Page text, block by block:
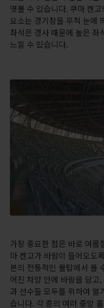
엿볼 수 있습니다. 쿠마 켄
요소는 경기장을 무척 눈에
좌석은 경사 때문에 높은 좌
느낄 수 있습니다.
가장 중요한 점은 바로 여름
마 켄고가 바람이 들어오도
본의 전통적인 불탑에서 볼
어진 차양 안에 바람을 담고
과 선수들 모두를 위하여 열
습니다. 각 층의 여러 중앙